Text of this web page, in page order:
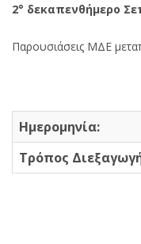
2° δεκαπενθήμερο
Παρουσιάσεις ΜΔΕ
Ημερομηνία:
Τρόπος